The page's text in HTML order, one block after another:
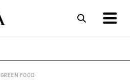
GREEN FOOD